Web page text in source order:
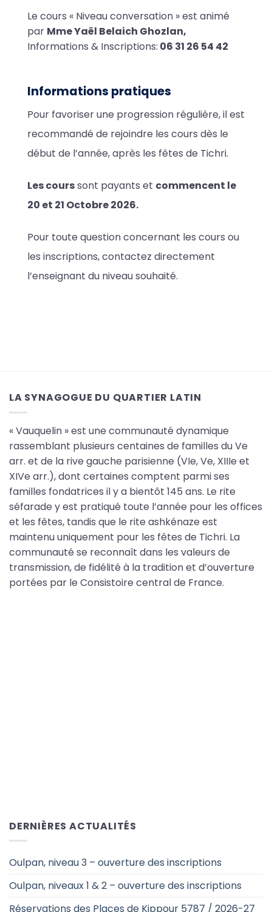
Le cours « Niveau conversation » est animé
par Mme Yaël Belaich Ghozlan,
Informations & Inscriptions: 06 31 26 54 42
Informations pratiques
Pour favoriser une progression régulière, il est
recommandé de rejoindre les cours dès le
début de l’année, après les fêtes de Tichri.
Les courssont payants et commencent le
20 et 21 Octobre 2026.
Pour toute question concernant les cours ou
les inscriptions, contactez directement
l’enseignant du niveau souhaité.
LA SYNAGOGUE DU QUARTIER LATIN
« Vauquelin » est une communauté dynamique
rassemblant plusieurs centaines de familles du Ve
arr. et de la rive gauche parisienne (VIe, Ve, XIIIe et
XIVe arr.), dont certaines comptent parmi ses
familles fondatrices il y a bientôt 145 ans. Le rite
séfarade y est pratiqué toute l’année pour les offices
et les fêtes, tandis que le rite ashkénaze est
maintenu uniquement pour les fêtes de Tichri. La
communauté se reconnaît dans les valeurs de
transmission, de fidélité à la tradition et d’ouverture
portées par le Consistoire central de France.
DERNIÈRES ACTUALITÉS
Oulpan, niveau 3 – ouverture des inscriptions
Oulpan, niveaux 1 & 2 – ouverture des inscriptions
Réservations des Places de Kippour 5787 / 2026-27